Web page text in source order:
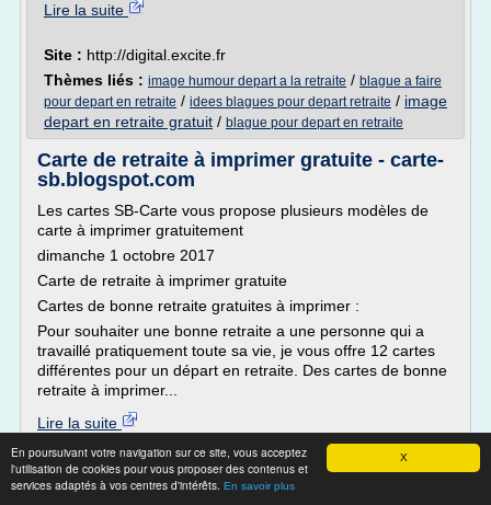
X
En poursuivant votre navigation sur ce site, vous acceptez
l'utilisation de cookies pour vous proposer des contenus et
services adaptés à vos centres d'intérêts. En savoir plus
Lire la suite
Site : http://digital.excite.fr
Thèmes liés : image humour depart a la retraite / blague a faire
pour depart en retraite / idees blagues pour depart retraite / image
depart en retraite gratuit / blague pour depart en retraite
Carte de retraite à imprimer gratuite - carte-
sb.blogspot.com
Les cartes SB-Carte vous propose plusieurs modèles de
carte à imprimer gratuitement
dimanche 1 octobre 2017
Carte de retraite à imprimer gratuite
Cartes de bonne retraite gratuites à imprimer :
Pour souhaiter une bonne retraite a une personne qui a
travaillé pratiquement toute sa vie, je vous offre 12 cartes
différentes pour un départ en retraite. Des cartes de bonne
retraite à imprimer...
Lire la suite
Date:2018-03-05 22:55:44
Site :http://carte-sb.blogspot.com